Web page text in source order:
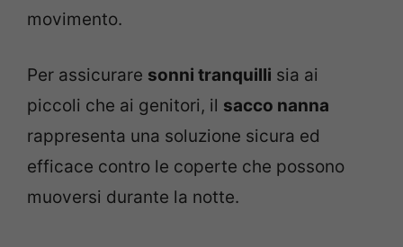
movimento.
Per assicurare sonni tranquilli sia ai
piccoli che ai genitori, il sacco nanna
rappresenta una soluzione sicura ed
efficace contro le coperte che possono
muoversi durante la notte.